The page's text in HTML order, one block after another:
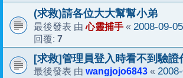
(求救)請各位大大幫幫小弟
最後發表 由心靈捕手 « 2008-09-
回覆: 7
[求救]管理員登入時看不到驗證
最後發表 由 wangjojo6843 «